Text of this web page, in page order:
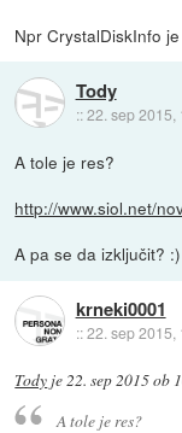
Npr CrystalDiskInfo
Tody
::22. sep 2015,
A tole je res?
http://www.siol.net/
A pa se da izključit? :)
krneki0001
::22. sep 2015,
Tody je22. sep 2015 ob
A tole je res?